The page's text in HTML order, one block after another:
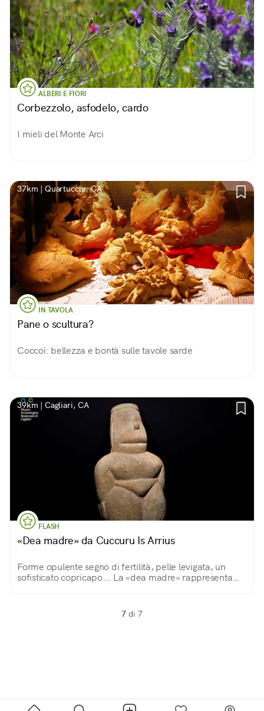
ALBERI E FIORI
Corbezzolo, asfodelo, cardo
I mieli del Monte Arci
37km | Quartucciu, CA
IN TAVOLA
Pane o scultura?
Coccoi: bellezza e bontà sulle tavole sarde
39km | Cagliari, CA
FLASH
«Dea madre» da Cuccuru Is Arrius
Forme opulente segno di fertilità, pelle levigata, un
sofisticato copricapo... La «dea madre» rappresenta
7 di 7